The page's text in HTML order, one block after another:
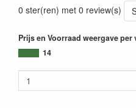
0 ster(ren) met 0 review(s)
Prijs en Voorraad weergave per
14